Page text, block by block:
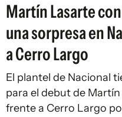
Martín Lasarte
una sorpresa en
a Cerro Largo
El plantel de Nacional
para el debut de
frente a Cerro Largo